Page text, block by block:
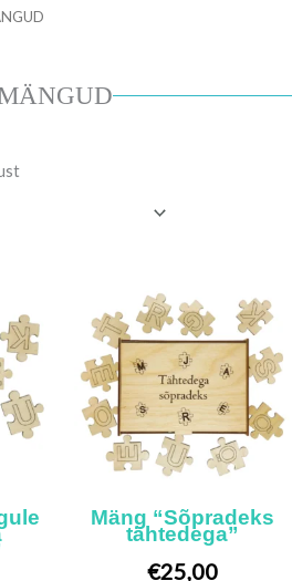
Mäng “Sõpradeks
tähtedega”
€25,00